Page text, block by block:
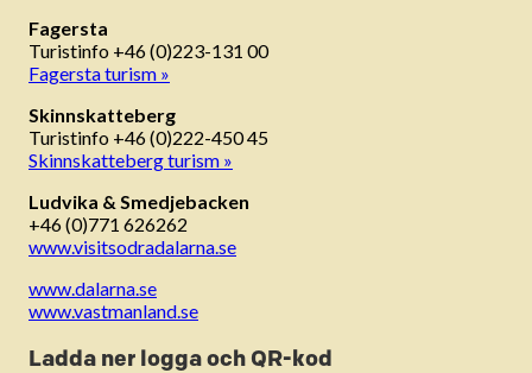
Fagersta
Turistinfo +46 (0)223-131 00
Fagersta turism »
Skinnskatteberg
Turistinfo +46 (0)222-450 45
Skinnskatteberg turism »
Ludvika & Smedjebacken
+46 (0)771 626262
www.visitsodradalarna.se
www.dalarna.se
www.vastmanland.se
Ladda ner logga och QR-kod